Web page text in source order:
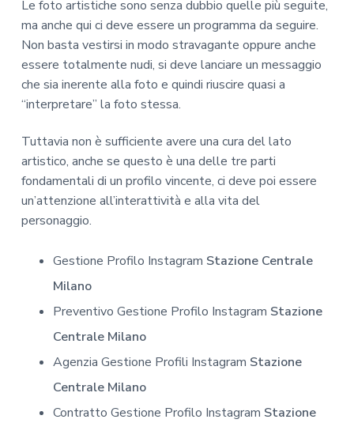
Le foto artistiche sono senza dubbio quelle più seguite,
ma anche qui ci deve essere un programma da seguire.
Non basta vestirsi in modo stravagante oppure anche
essere totalmente nudi, si deve lanciare un messaggio
che sia inerente alla foto e quindi riuscire quasi a
“interpretare” la foto stessa.
Tuttavia non è sufficiente avere una cura del lato
artistico, anche se questo è una delle tre parti
fondamentali di un profilo vincente, ci deve poi essere
un’attenzione all’interattività e alla vita del
personaggio.
Gestione Profilo Instagram Stazione Centrale
Milano
Preventivo Gestione Profilo Instagram Stazione
Centrale Milano
Agenzia Gestione Profili Instagram Stazione
Centrale Milano
Contratto Gestione Profilo Instagram Stazione